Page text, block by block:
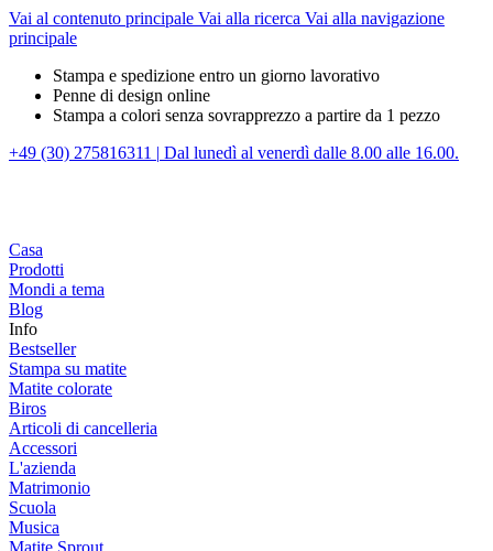
Vai al contenuto principale Vai alla ricerca Vai alla navigazione
principale
Stampa e spedizione entro un giorno lavorativo
Penne di design online
Stampa a colori senza sovrapprezzo a partire da 1 pezzo
+49 (30) 275816311 | Dal lunedì al venerdì dalle 8.00 alle 16.00.
Casa
Prodotti
Mondi a tema
Blog
Info
Bestseller
Stampa su matite
Matite colorate
Biros
Articoli di cancelleria
Accessori
L'azienda
Matrimonio
Scuola
Musica
Matite Sprout